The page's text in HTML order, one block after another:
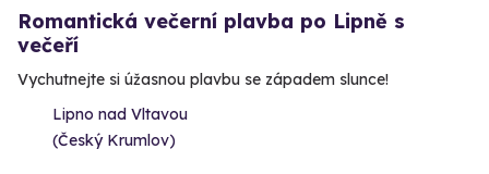
Romantická večerní plavba po Lipně s
večeří
Vychutnejte si úžasnou plavbu se západem slunce!
Lipno nad Vltavou
(Český Krumlov)